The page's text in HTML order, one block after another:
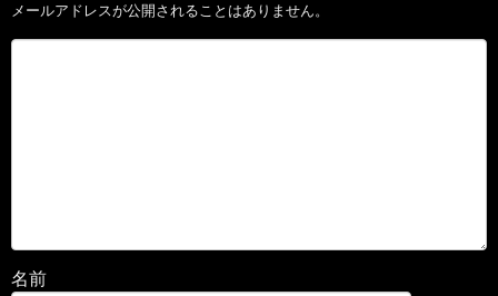
メールアドレスが公開されることはありません。
名前